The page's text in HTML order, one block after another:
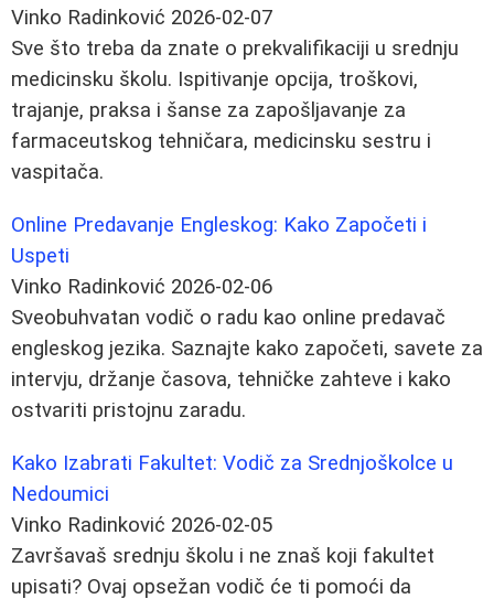
Vinko Radinković 2026-02-07
Sve što treba da znate o prekvalifikaciji u srednju
medicinsku školu. Ispitivanje opcija, troškovi,
trajanje, praksa i šanse za zapošljavanje za
farmaceutskog tehničara, medicinsku sestru i
vaspitača.
Online Predavanje Engleskog: Kako Započeti i
Uspeti
Vinko Radinković 2026-02-06
Sveobuhvatan vodič o radu kao online predavač
engleskog jezika. Saznajte kako započeti, savete za
intervju, držanje časova, tehničke zahteve i kako
ostvariti pristojnu zaradu.
Kako Izabrati Fakultet: Vodič za Srednjoškolce u
Nedoumici
Vinko Radinković 2026-02-05
Završavaš srednju školu i ne znaš koji fakultet
upisati? Ovaj opsežan vodič će ti pomoći da